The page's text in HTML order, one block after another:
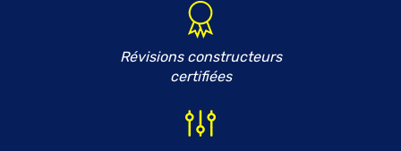
Révisions constructeurs
certifiées